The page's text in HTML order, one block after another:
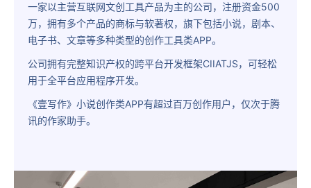
一家以主营互联网文创工具产品为主的公司，注册资金500
万，拥有多个产品的商标与软著权，旗下包括小说，剧本、
电子书、文章等多种类型的创作工具类APP。
公司拥有完整知识产权的跨平台开发框架CIIATJS，可轻松
用于全平台应用程序开发。
《壹写作》小说创作类APP有超过百万创作用户，仅次于腾
讯的作家助手。